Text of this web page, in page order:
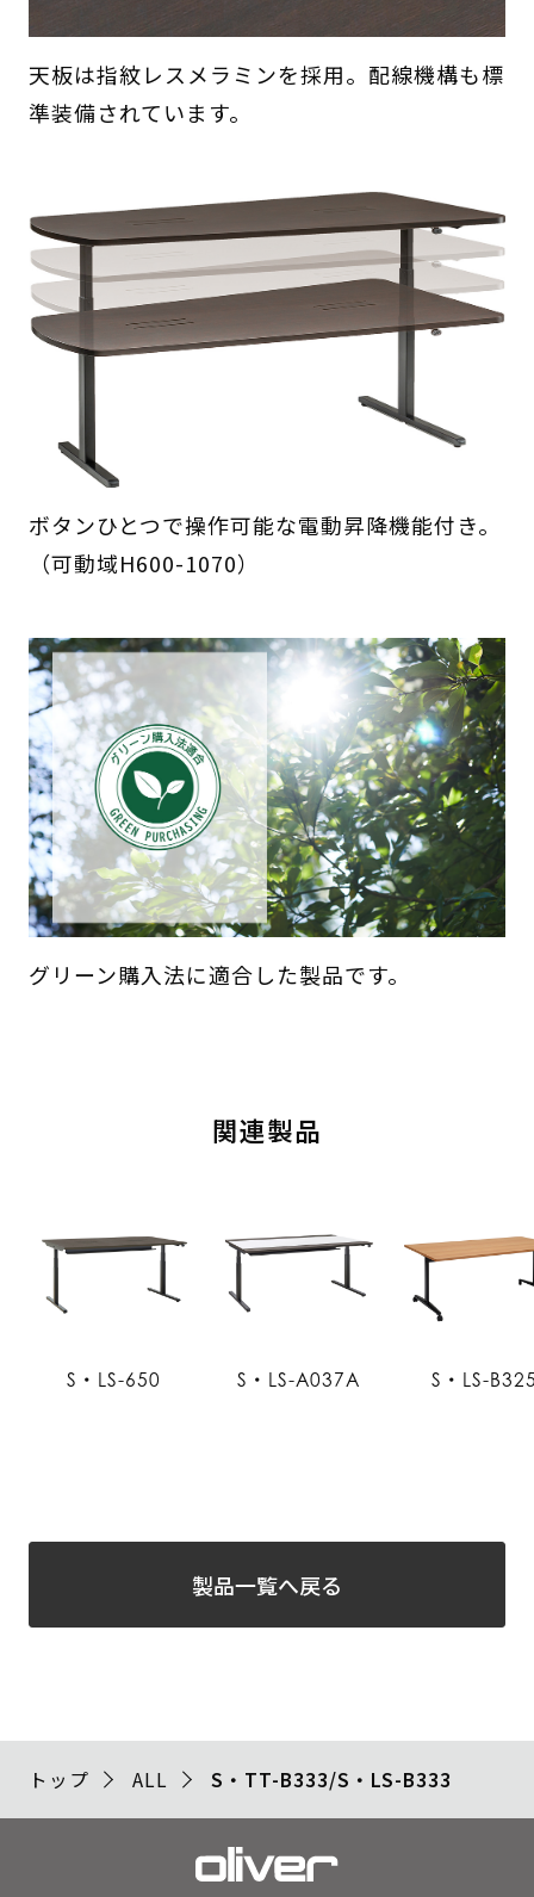
天板は指紋レスメラミンを採用。配線機構も標
準装備されています。
ボタンひとつで操作可能な電動昇降機能付き。
（可動域H600-1070）
グリーン購入法に適合した製品です。
関連製品
S・LS-650 S・LS-A037A S・LS-
製品一覧へ戻る
トップ ALL S・TT-B333/S・LS-B333